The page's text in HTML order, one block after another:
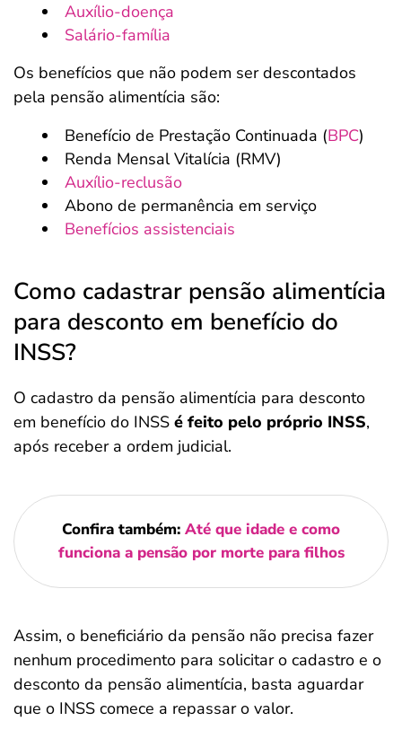
Auxílio-doença
Salário-família
Os benefícios que não podem ser descontados
pela pensão alimentícia são:
Benefício de Prestação Continuada (BPC)
Renda Mensal Vitalícia (RMV)
Auxílio-reclusão
Abono de permanência em serviço
Benefícios assistenciais
Como cadastrar pensão alimentícia
para desconto em benefício do
INSS?
O cadastro da pensão alimentícia para desconto
em benefício do INSS é feito pelo próprio INSS,
após receber a ordem judicial.
Confira também: Até que idade e como
funciona a pensão por morte para filhos
Assim, o beneficiário da pensão não precisa fazer
nenhum procedimento para solicitar o cadastro e o
desconto da pensão alimentícia, basta aguardar
que o INSS comece a repassar o valor.